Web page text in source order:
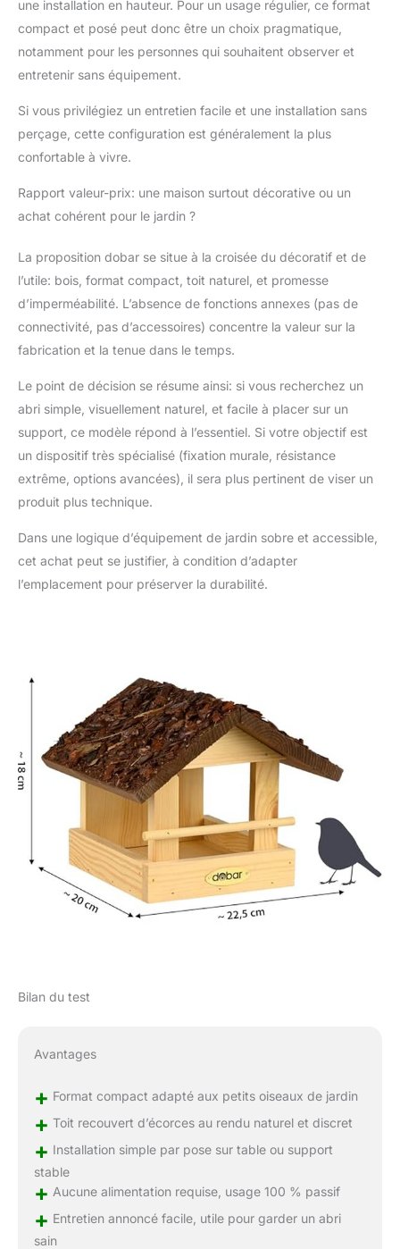
une installation en hauteur. Pour un usage régulier, ce format
compact et posé peut donc être un choix pragmatique,
notamment pour les personnes qui souhaitent observer et
entretenir sans équipement.
Si vous privilégiez un entretien facile et une installation sans
perçage, cette configuration est généralement la plus
confortable à vivre.
Rapport valeur-prix: une maison surtout décorative ou un
achat cohérent pour le jardin ?
La proposition dobar se situe à la croisée du décoratif et de
l’utile: bois, format compact, toit naturel, et promesse
d’imperméabilité. L’absence de fonctions annexes (pas de
connectivité, pas d’accessoires) concentre la valeur sur la
fabrication et la tenue dans le temps.
Le point de décision se résume ainsi: si vous recherchez un
abri simple, visuellement naturel, et facile à placer sur un
support, ce modèle répond à l’essentiel. Si votre objectif est
un dispositif très spécialisé (fixation murale, résistance
extrême, options avancées), il sera plus pertinent de viser un
produit plus technique.
Dans une logique d’équipement de jardin sobre et accessible,
cet achat peut se justifier, à condition d’adapter
l’emplacement pour préserver la durabilité.
Bilan du test
Avantages
+ Format compact adapté aux petits oiseaux de jardin
+ Toit recouvert d’écorces au rendu naturel et discret
+ Installation simple par pose sur table ou support
stable
+ Aucune alimentation requise, usage 100 % passif
+ Entretien annoncé facile, utile pour garder un abri
sain